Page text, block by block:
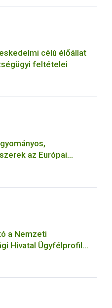
célú élőállat
feltételei
az Európai
a Nemzeti
Hivatal Ügyfélprofil
tevékenység
eljárásaihoz